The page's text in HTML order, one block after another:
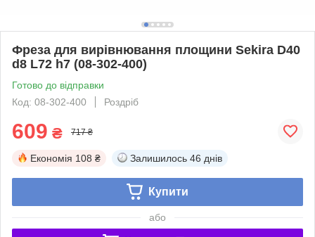
Фреза для вирівнювання площини Sekira D40
d8 L72 h7 (08-302-400)
Готово до відправки
Код: 08-302-400
Роздріб
609 ₴ 717 ₴
Економія 108 ₴ Залишилось 46 днів
Купити
або